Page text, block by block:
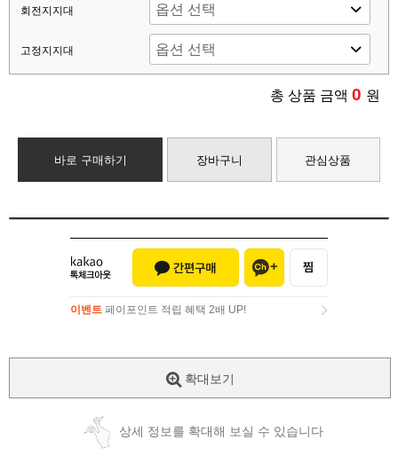
회전지지대
고정지지대
총 상품 금액 0 원
바로 구매하기 장바구니 관심상품
이벤트 페이포인트 적립 혜택 2배 UP!
확대보기
상세 정보를 확대해 보실 수 있습니다